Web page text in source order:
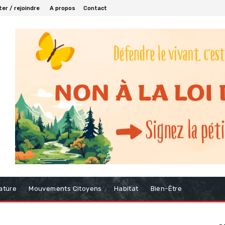
/ rejoindre A propos Contact
Mouvements Citoyens Habitat Bien-Être